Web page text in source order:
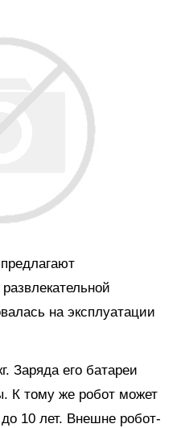
на эксплуатации
Заряда его батареи
К тому же робот может
10 лет. Внешне робот-